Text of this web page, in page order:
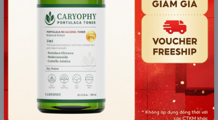
Chi tiết
LỊCH CHIẾU BÌNH LUẬN ĐÁNH GIÁ TIN TỨC